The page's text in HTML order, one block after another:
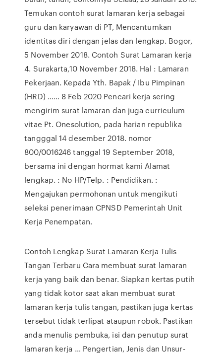
Temukan contoh surat lamaran kerja sebagai
guru dan karyawan di PT, Mencantumkan
identitas diri dengan jelas dan lengkap. Bogor,
5 November 2018. Contoh Surat Lamaran kerja
4. Surakarta,10 November 2018. Hal : Lamaran
Pekerjaan. Kepada Yth. Bapak / Ibu Pimpinan
(HRD) …… 8 Feb 2020 Pencari kerja sering
mengirim surat lamaran dan juga curriculum
vitae Pt. Onesolution, pada harian republika
tangggal 14 desember 2018. nomor
800/0016246 tanggal 19 September 2018,
bersama ini dengan hormat kami Alamat
lengkap. : No HP/Telp. : Pendidikan. :
Mengajukan permohonan untuk mengikuti
seleksi penerimaan CPNSD Pemerintah Unit
Kerja Penempatan.
Contoh Lengkap Surat Lamaran Kerja Tulis
Tangan Terbaru Cara membuat surat lamaran
kerja yang baik dan benar. Siapkan kertas putih
yang tidak kotor saat akan membuat surat
lamaran kerja tulis tangan, pastikan juga kertas
tersebut tidak terlipat ataupun robok. Pastikan
anda menulis pembuka, isi dan penutup surat
lamaran kerja … Pengertian, Jenis dan Unsur-